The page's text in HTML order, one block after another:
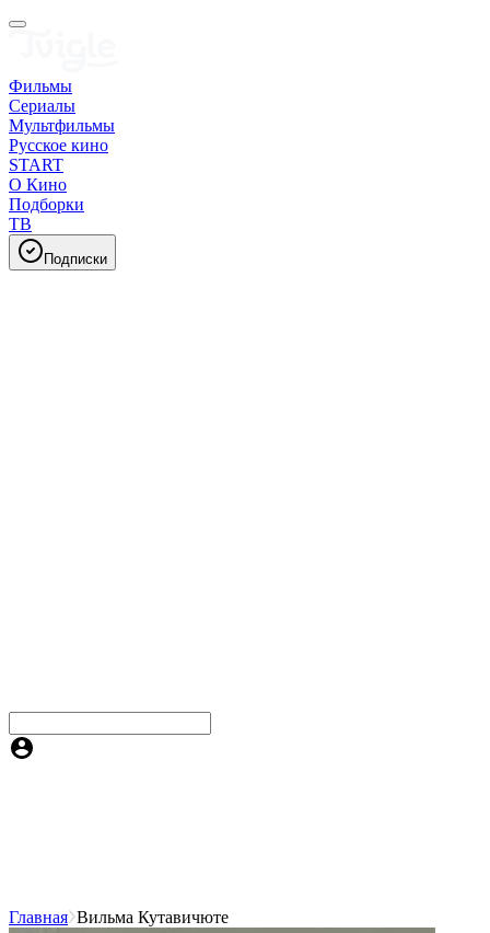
Фильмы
Сериалы
Мультфильмы
Русское кино
START
О Кино
Подборки
ТВ
Подписки
Главная Вильма Кутавичюте